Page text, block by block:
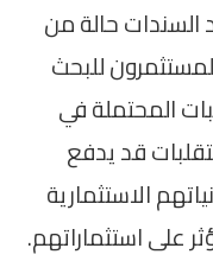
السندات حالة من
للبحث
المحتملة في
قد يدفع
الاستثمارية
على استثماراتهم.